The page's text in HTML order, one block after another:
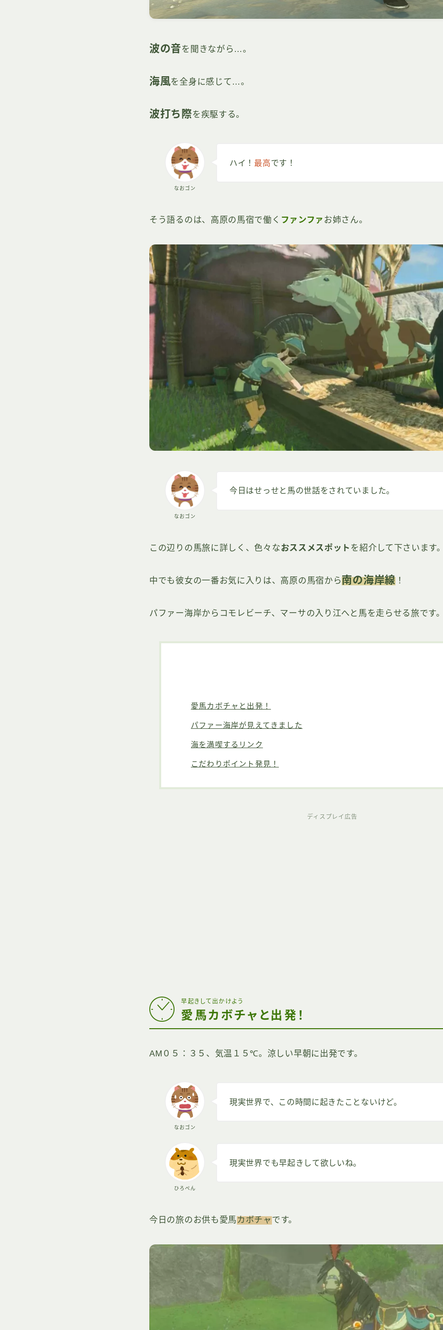
波の音 を聞きながら…。
海風を全身に感じて…。
波打ち際を疾駆する。
なおゴン
ハイ！ 最高です！
そう語るのは、高原の馬宿で働く ファンファ お姉さん。
なおゴン
今日はせっせと馬の世話をされていました。
この辺りの馬旅に詳しく、色々なおススメスポット を紹介して下さいます
中でも彼女の一番お気に入りは、高原の馬宿から南の海岸線 ！
パファー海岸からコモレビーチ、マーサの入り江へと馬を走らせる旅です
愛馬カボチャと出発！
パファー海岸が見えてきました
海を満喫するリンク
こだわりポイント発見！
ディスプレイ広告
早起きして出かけよう
愛馬カボチャと出発！
AM０５：３５、気温１５℃。涼しい早朝に出発です。
なおゴン
現実世界で、この時間に起きたことないけど。
ひろぺん
現実世界でも早起きして欲しいね。
今日の旅のお供も愛馬 カボチャ です。